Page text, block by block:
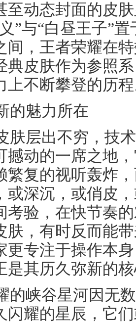
至动态封面的皮
”与“白昼王子”
间，王者荣耀在
典皮肤作为参照
上不断攀登的历
的魅力所在
肤层出不穷，技
撼动的一席之地
繁复的视听轰炸
或深沉，或俏皮
考验，在快节奏
肤，有时反而能
更专注于操作本
是其历久弥新的
的峡谷星河因无
闪耀的星辰，它